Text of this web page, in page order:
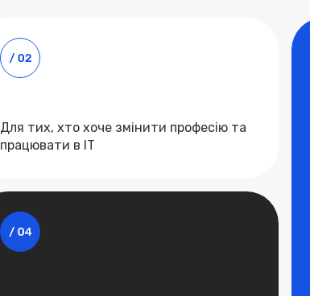
Для тих, хто хоче змінити професію та
працювати в ІТ